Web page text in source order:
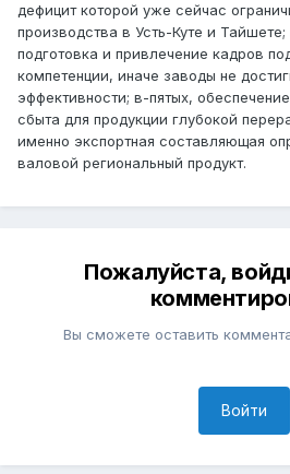
дефицит которой уже сейчас
производства в Усть-Куте и
подготовка и привлечение кадров
компетенции, иначе заводы не
эффективности; в-пятых,
сбыта для продукции глубокой
именно экспортная составляющая
валовой региональный продукт.
Пожалуйста,
Вы сможете оставить
Войти